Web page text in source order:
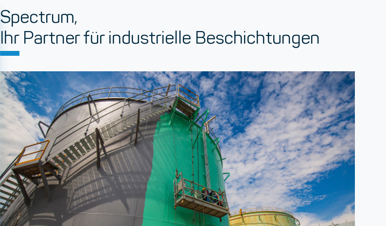
Spectrum,
Ihr Partner für industrielle Beschichtungen